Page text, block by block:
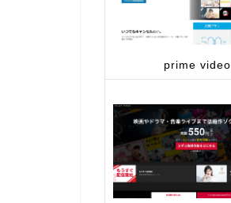
prime video